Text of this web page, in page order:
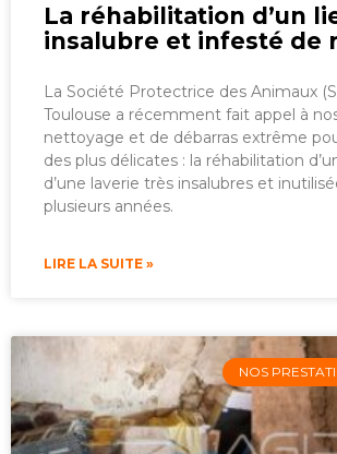
La réhabilitation d’un
insalubre et infesté de
La Société Protectrice des Animaux
Toulouse a récemment fait appel à
nettoyage et de débarras extrême
des plus délicates : la réhabilitation
d’une laverie très insalubres et
plusieurs années.
LIRE LA SUITE »
NOS